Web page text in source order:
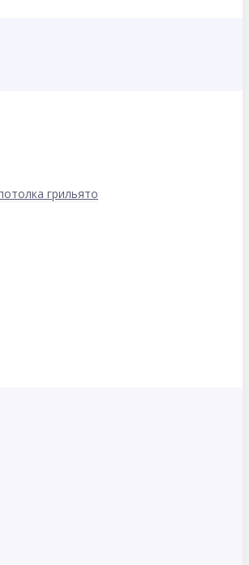
грильято